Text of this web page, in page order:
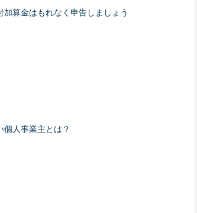
算金はもれなく申告しましょう
人事業主とは？